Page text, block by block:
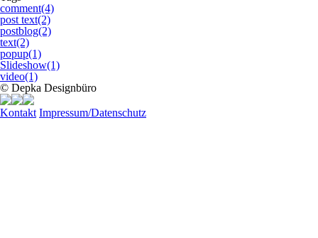
comment(4)
post text(2)
postblog(2)
text(2)
popup(1)
Slideshow(1)
video(1)
© Depka Designbüro
Kontakt Impressum/Datenschutz